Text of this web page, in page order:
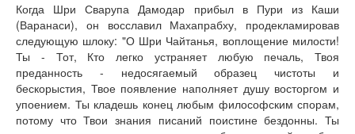
Когда Шри Сварупа Дамодар прибыл в Пури из Каши
(Варанаси), он восславил Махапрабху, продекламировав
следующую шлоку: "О Шри Чайтанья, воплощение милости!
Ты - Тот, Кто легко устраняет любую печаль, Твоя
преданность - недосягаемый образец чистоты и
бескорыстия, Твое появление наполняет душу восторгом и
упоением. Ты кладешь конец любым философским спорам,
потому что Твои знания писаний поистине бездонны. Ты